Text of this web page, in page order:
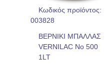
Κωδικός προϊόντος:
003828
ΒΕΡΝΙΚΙ ΜΠΑΛΛΑΣ
VERNILAC No 500
1LT